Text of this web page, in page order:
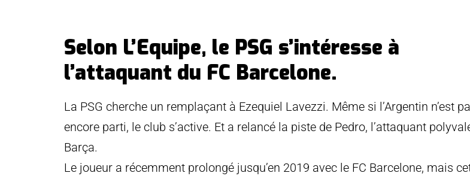
Selon L’Equipe, le PSG s’intéresse à
l’attaquant du FC Barcelone.
La PSG cherche un remplaçant à Ezequiel Lavezzi. Même si l’Argentin n’est
encore parti, le club s’active. Et a relancé la piste de Pedro, l’attaquant
Barça.
Le joueur a récemment prolongé jusqu’en 2019 avec le FC Barcelone, mais